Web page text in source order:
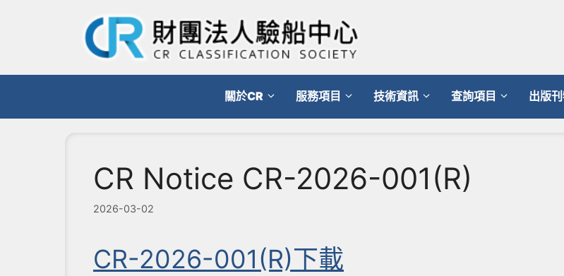
關於CR 服務項目 技術資訊 查詢項目 出版
CR Notice CR-2026-001(R)
2026-03-02
CR-2026-001(R)下載